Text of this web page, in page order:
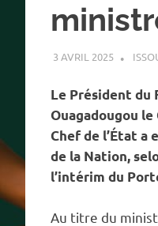
3 AVRIL 2025
Le Président du
Ouagadougou
Chef de l’État a
de la Nation,
l’intérim du
Au titre du